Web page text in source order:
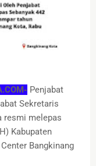
Penjabat
Sekretaris
resmi melepas
Kabupaten
Bangkinang